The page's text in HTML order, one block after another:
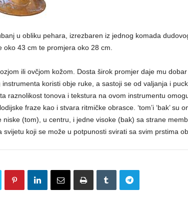
u obliku pehara, izrezbaren iz jednog komada
oko 43 cm te promjera oko 28 cm.
ili ovčjom kožom. Dosta širok promjer daje mu dobar
instrumenta koristi obje ruke, a sastoji se od valjanja i
raznolikost tonova i tekstura na ovom instrumentu
fraze kao i stvara ritmičke obrasce. ‘tom’i ‘bak’ su
niske (tom), u centru, i jedne visoke (bak) sa strane
svijetu koji se može u potpunosti svirati sa svim prstima